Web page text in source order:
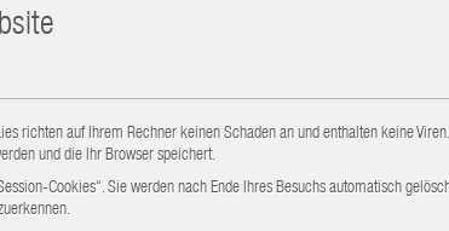
richten auf Ihrem Rechner keinen Schaden an und enthalten keine
und die Ihr Browser speichert.
Cookies“. Sie werden nach Ende Ihres Besuchs automatisch